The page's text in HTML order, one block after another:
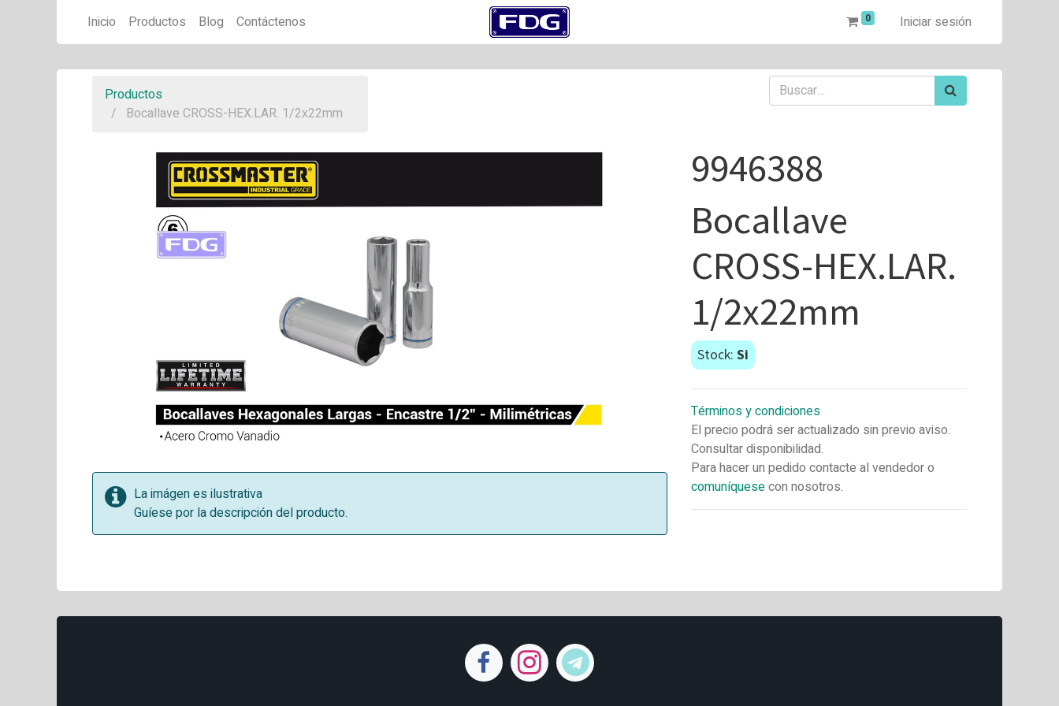
Inicio Productos Blog Contáctenos 0 Iniciar sesión
Productos
Bocallave CROSS-HEX.LAR. 1/2x22mm
La imágen es ilustrativa
Guíese por la descripción del producto.
9946388
Bocallave
CROSS-HEX.LAR.
1/2x22mm
Stock: Si
Términos y condiciones
El precio podrá ser actualizado sin previo aviso.
Consultar disponibilidad.
Para hacer un pedido contacte al vendedor o
comuníquesecon nosotros.